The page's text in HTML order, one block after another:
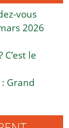
vous
2026
le
: Grand